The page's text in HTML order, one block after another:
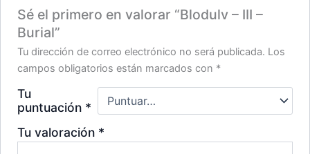
Sé el primero en valorar “Blodulv – III –
Burial”
Tu dirección de correo electrónico no será publicada. Los
campos obligatorios están marcados con *
Tu
puntuación *
Tu valoración *